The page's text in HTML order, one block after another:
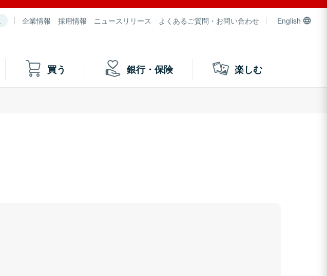
企業情報 採用情報 ニュースリリース よくあるご質問・お問い合わせ English
買う 銀行・保険 楽しむ